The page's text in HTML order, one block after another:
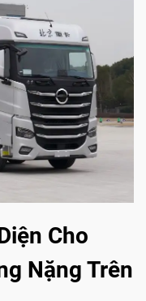
Cho
Nặng Trên